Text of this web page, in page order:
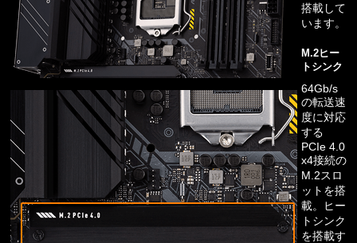
搭載して
います。
M.2ヒー
トシンク
64Gb/s
の転送速
度に対応
する
PCIe 4.0
x4接続の
M.2スロ
ットを搭
載。ヒー
トシンク
を搭載す